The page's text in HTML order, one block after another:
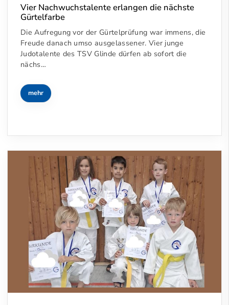
Vier Nachwuchstalente erlangen die nächste
Gürtelfarbe
Die Aufregung vor der Gürtelprüfung war immens, die
Freude danach umso ausgelassener. Vier junge
Judotalente des TSV Glinde dürfen ab sofort die
nächs…
mehr